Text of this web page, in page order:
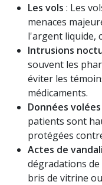
Les vols : Les
menaces
l'argent liquide,
Intrusions
souvent les
éviter les
médicaments.
Données volées
patients sont
protégées
Actes de
dégradations
bris de vitrine